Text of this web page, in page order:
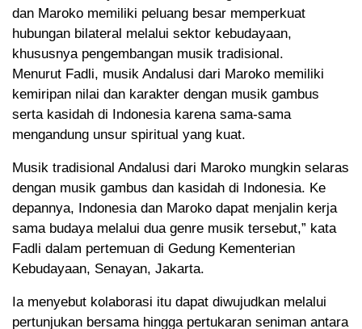
dan Maroko memiliki peluang besar memperkuat
hubungan bilateral melalui sektor kebudayaan,
khususnya pengembangan musik tradisional.
Menurut Fadli, musik Andalusi dari Maroko memiliki
kemiripan nilai dan karakter dengan musik gambus
serta kasidah di Indonesia karena sama-sama
mengandung unsur spiritual yang kuat.
Musik tradisional Andalusi dari Maroko mungkin selaras
dengan musik gambus dan kasidah di Indonesia. Ke
depannya, Indonesia dan Maroko dapat menjalin kerja
sama budaya melalui dua genre musik tersebut,” kata
Fadli dalam pertemuan di Gedung Kementerian
Kebudayaan, Senayan, Jakarta.
Ia menyebut kolaborasi itu dapat diwujudkan melalui
pertunjukan bersama hingga pertukaran seniman antara